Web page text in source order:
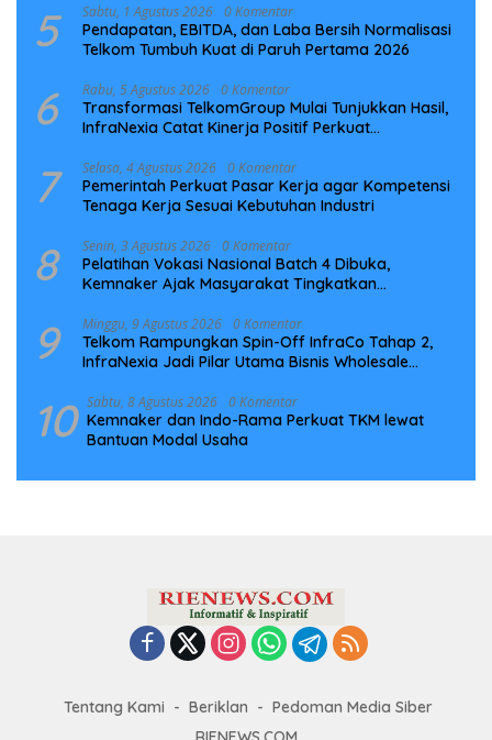
5 Sabtu, 1 Agustus 2026 0 Komentar
Pendapatan, EBITDA, dan Laba Bersih Normalisasi
Telkom Tumbuh Kuat di Paruh Pertama 2026
6 Rabu, 5 Agustus 2026 0 Komentar
Transformasi TelkomGroup Mulai Tunjukkan Hasil,
InfraNexia Catat Kinerja Positif Perkuat
7 Selasa, 4 Agustus 2026 0 Komentar
Pemerintah Perkuat Pasar Kerja agar Kompetensi
Tenaga Kerja Sesuai Kebutuhan Industri
8 Senin, 3 Agustus 2026 0 Komentar
Pelatihan Vokasi Nasional Batch 4 Dibuka,
Kemnaker Ajak Masyarakat Tingkatkan
9 Minggu, 9 Agustus 2026 0 Komentar
Telkom Rampungkan Spin-Off InfraCo Tahap 2,
InfraNexia Jadi Pilar Utama Bisnis Wholesale
10 Sabtu, 8 Agustus 2026 0 Komentar
Kemnaker dan Indo-Rama Perkuat TKM lewat
Bantuan Modal Usaha
Tentang Kami Beriklan
Pedoman Media Siber